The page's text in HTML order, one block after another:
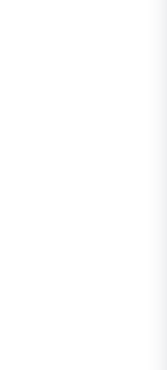
indsats for børn